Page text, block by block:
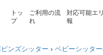
トッ
プ
ご利用の流
れ
対応可能エ
報
ンズシッター › ベビーシッタ